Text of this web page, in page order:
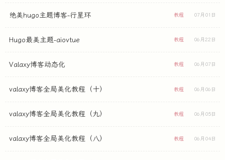
绝美hugo主题博客-行星环 教程 07月01日
Hugo最美主题-aiovtue 教程 06月22日
Valaxy博客动态化 教程 06月07日
valaxy博客全局美化教程（十） 教程 06月06日
valaxy博客全局美化教程（九） 教程 06月05日
valaxy博客全局美化教程（八） 教程 06月04日